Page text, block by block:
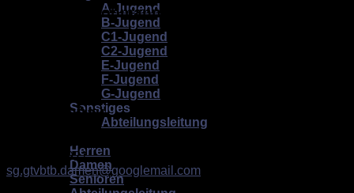
A-Jugend
B-Jugend
C1-Jugend
C2-Jugend
E-Jugend
F-Jugend
G-Jugend
Sonstiges
Abteilungsleitung
Herren
Damen
Senioren
stellv. Herrenobmann
Damenobfrau
Hanna Gebken
0172/7468921
sg.gtvbtb.damen@googlemail.com